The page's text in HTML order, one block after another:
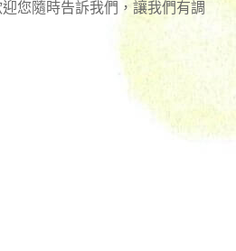
您隨時告訴我們，讓我們有調